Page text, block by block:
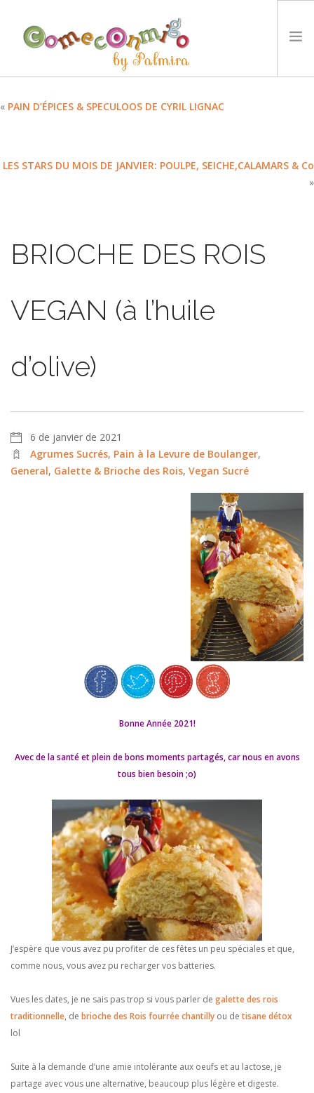
ACCUEIL
NOTRE PHILOSOPHIE
SEARCH SITE
« PAIN D’ÉPICES & SPECULOOS DE CYRIL LIGNAC
LES STARS DU MOIS DE JANVIER: POULPE, SEICHE,CALAMARS & Co
»
BRIOCHE DES ROIS
VEGAN (à l’huile
d’olive)
6 de janvier de 2021
Agrumes Sucrés, Pain à la Levure de Boulanger,
General, Galette & Brioche des Rois, Vegan Sucré
Bonne Année 2021!
Avec de la santé et plein de bons moments partagés, car nous en avons
tous bien besoin ;o)
J’espère que vous avez pu profiter de ces fêtes un peu spéciales et que,
comme nous, vous avez pu recharger vos batteries.
Vues les dates, je ne sais pas trop si vous parler de galette des rois
traditionnelle, de brioche des Rois fourrée chantilly ou de tisane détox
lol
Suite à la demande d’une amie intolérante aux oeufs et au lactose, je
partage avec vous une alternative, beaucoup plus légère et digeste.